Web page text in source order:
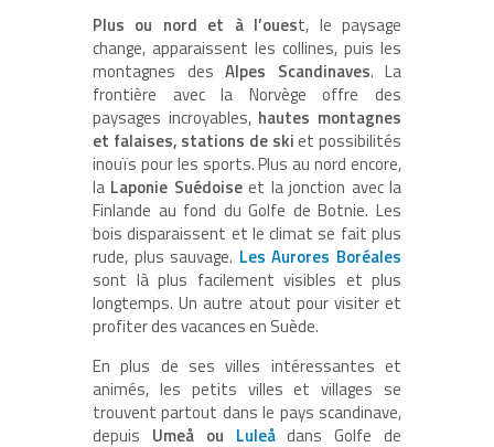
Plus ou nord et à l’ouest, le paysage
change, apparaissent les collines, puis les
montagnes des Alpes Scandinaves. La
frontière avec la Norvège offre des
paysages incroyables, hautes montagnes
et falaises, stations de skiet possibilités
inouïs pour les sports. Plus au nord encore,
la Laponie Suédoiseet la jonction avec la
Finlande au fond du Golfe de Botnie. Les
bois disparaissent et le climat se fait plus
rude, plus sauvage. Les Aurores Boréales
sont là plus facilement visibles et plus
longtemps. Un autre atout pour visiter et
profiter des vacances en Suède.
En plus de ses villes intéressantes et
animés, les petits villes et villages se
trouvent partout dans le pays scandinave,
depuis Umeå ou Luleådans Golfe de